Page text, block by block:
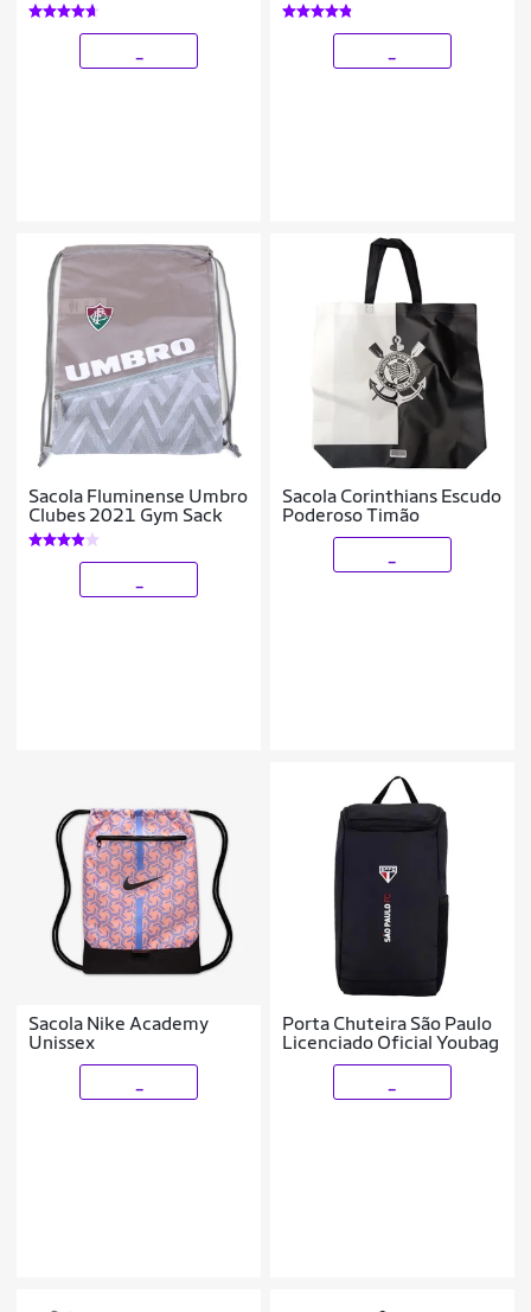
Sacola Fluminense Umbro
Clubes 2021 Gym Sack
Sacola Corinthians Escudo
Poderoso Timão
Sacola Nike Academy
Unissex
Porta Chuteira São Paulo
Licenciado Oficial Youbag